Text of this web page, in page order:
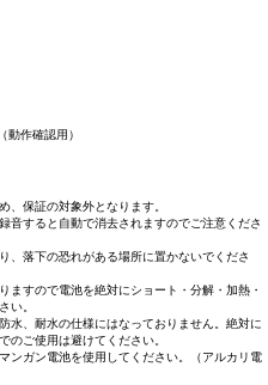
作確認用）
、保証の対象外となります。
音すると自動で消去されますのでご注意くださ
、落下の恐れがある場所に置かないでくださ
ますので電池を絶対にショート・分解・加熱・
い。
水、耐水の仕様にはなっておりません。絶対に
のご使用は避けてください。
ンガン電池を使用してください。（アルカリ電